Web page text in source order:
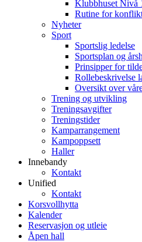
Klubbhuset Nivå
Rutine for
Nyheter
Sport
Sportslig ledelse
Sportsplan og
Prinsipper for
Rollebeskrivelse
Oversikt over
Trening og utvikling
Treningsavgifter
Treningstider
Kamparrangement
Kampoppsett
Haller
Innebandy
Kontakt
Unified
Kontakt
Korsvollhytta
Kalender
Reservasjon og utleie
Åpen hall